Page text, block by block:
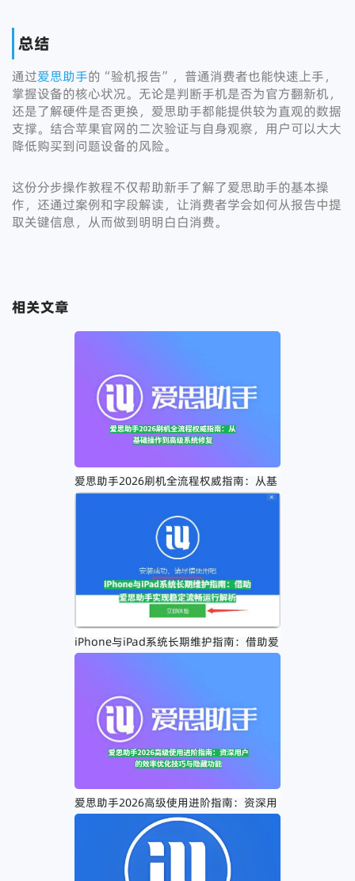
总结
通过爱思助手的“验机报告”，普通消费者也能快速上手，
掌握设备的核心状况。无论是判断手机是否为官方翻新机，
还是了解硬件是否更换，爱思助手都能提供较为直观的数据
支撑。结合苹果官网的二次验证与自身观察，用户可以大大
降低购买到问题设备的风险。
这份分步操作教程不仅帮助新手了解了爱思助手的基本操
作，还通过案例和字段解读，让消费者学会如何从报告中提
取关键信息，从而做到明明白白消费。
相关文章
爱思助手2026刷机全流程权威指南：从基
础操作到高级系统修复
iPhone与iPad系统长期维护指南：借助爱
思助手实现稳定流畅运行解析
爱思助手2026高级使用进阶指南：资深用
户的效率优化技巧与隐藏功能